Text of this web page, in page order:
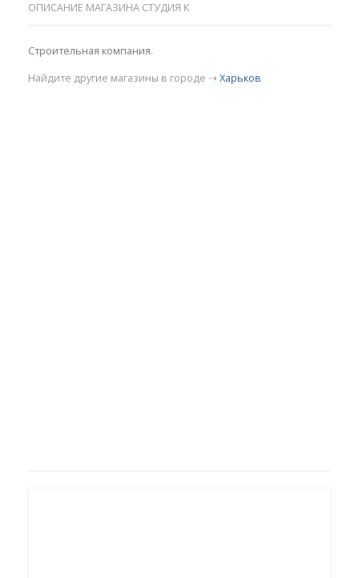
ОПИСАНИЕ МАГАЗИНА СТУДИЯ К
Строительная компания.
Найдите другие магазины в городе ⇢ Харьков